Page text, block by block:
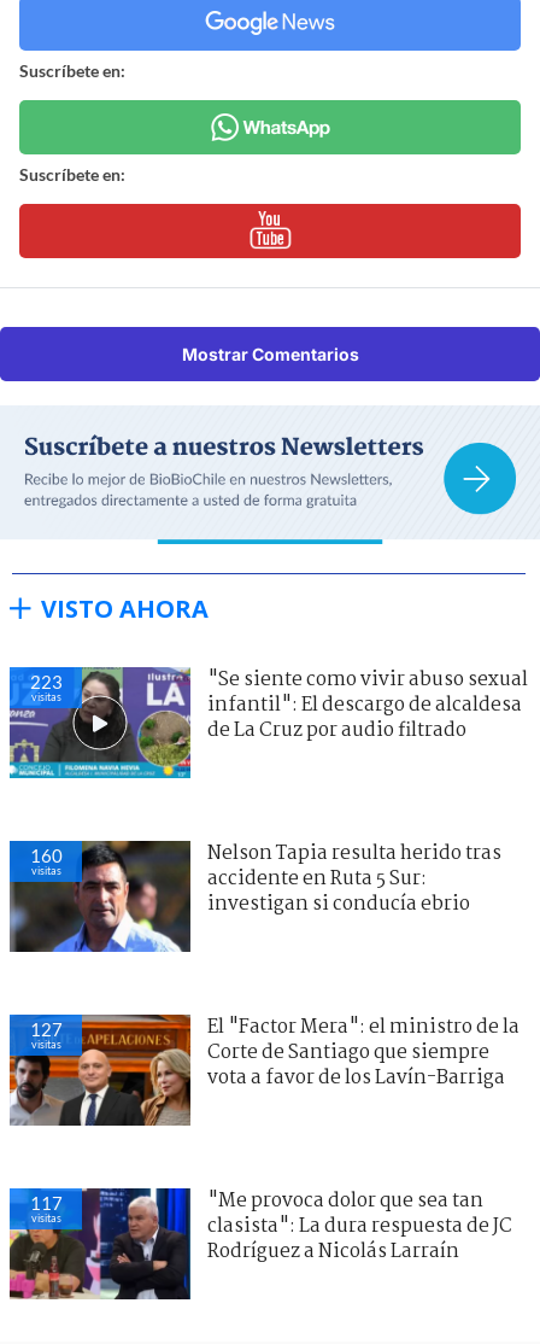
Suscríbete en:
Suscríbete en:
Mostrar Comentarios
VISTO AHORA
223
visitas
"Se siente como vivir abuso sexual
infantil": El descargo de alcaldesa
de La Cruz por audio filtrado
160
visitas
Nelson Tapia resulta herido tras
accidente en Ruta 5 Sur:
investigan si conducía ebrio
127
visitas
El "Factor Mera": el ministro de la
Corte de Santiago que siempre
vota a favor de los Lavín-Barriga
117
visitas
"Me provoca dolor que sea tan
clasista": La dura respuesta de JC
Rodríguez a Nicolás Larraín